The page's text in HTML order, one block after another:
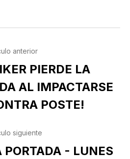
anterior
PIERDE LA
AL IMPACTARSE
POSTE!
siguiente
PORTADA - LUNES